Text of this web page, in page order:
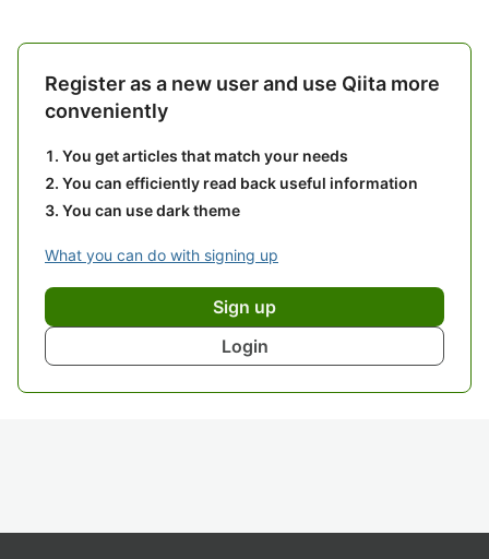
Register as a new user and use Qiita more
conveniently
You get articles that match your needs
You can efficiently read back useful information
You can use dark theme
What you can do with signing up
Sign up
Login